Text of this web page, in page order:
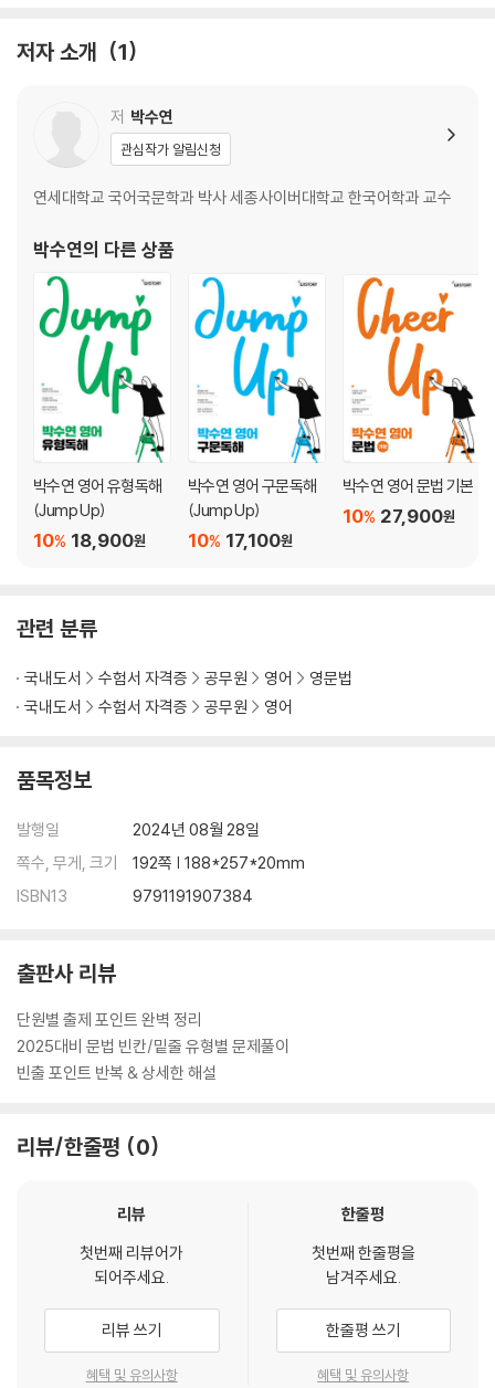
저자 소개 1
저 박수연
관심작가 알림신청
연세대학교 국어국문학과 박사 세종사이버대학교 한국어학과 교수
박수연의 다른 상품
박수연 영어 유형독해
(Jump Up)
18,900원
10%
박수연 영어 구문독해
(Jump Up)
17,100원
10%
박수연 영어 문법 기본
27,900원
10%
관련 분류
국내도서 수험서 자격증 공무원 영어
영문법
국내도서
수험서 자격증 공무원 영어
품목정보
발행일
2024년 08월 28일
쪽수, 무게, 크기
192쪽 | 188*257*20mm
ISBN13
9791191907384
출판사 리뷰
단원별 출제 포인트 완벽 정리
2025대비 문법 빈칸/밑줄 유형별 문제풀이
빈출 포인트 반복 & 상세한 해설
리뷰/한줄평 0
리뷰
첫번째 리뷰어가
되어주세요.
리뷰 쓰기
혜택 및 유의사항
한줄평
첫번째 한줄평을
남겨주세요.
한줄평 쓰기
혜택 및 유의사항